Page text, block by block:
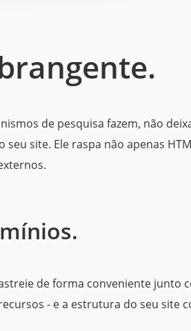
de pesquisa fazem, não
site. Ele raspa não apenas
de forma conveniente junto
- e a estrutura do seu site